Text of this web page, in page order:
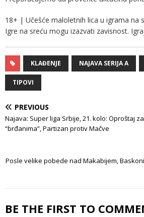
18+ | Učešće maloletnih lica u igrama na
Igre na sreću mogu izazvati zavisnost.
KLAĐENJE NAJAVA SERIJA A
TIPOVI
PREVIOUS
Najava: Super liga Srbije, 21. kolo: Oproštaj
“brđanima”, Partizan protiv Mačve
Posle velike pobede nad Makabijem,
BE THE FIRST TO